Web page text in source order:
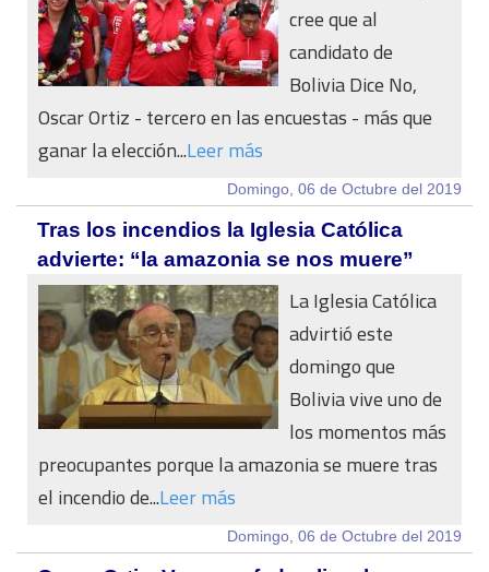
cree que al
candidato de
Bolivia Dice No,
Oscar Ortiz - tercero en las encuestas - más que
ganar la elección...Leer más
Domingo, 06 de Octubre del 2019
Tras los incendios la Iglesia Católica
advierte: “la amazonia se nos muere”
La Iglesia Católica
advirtió este
domingo que
Bolivia vive uno de
los momentos más
preocupantes porque la amazonia se muere tras
el incendio de...Leer más
Domingo, 06 de Octubre del 2019